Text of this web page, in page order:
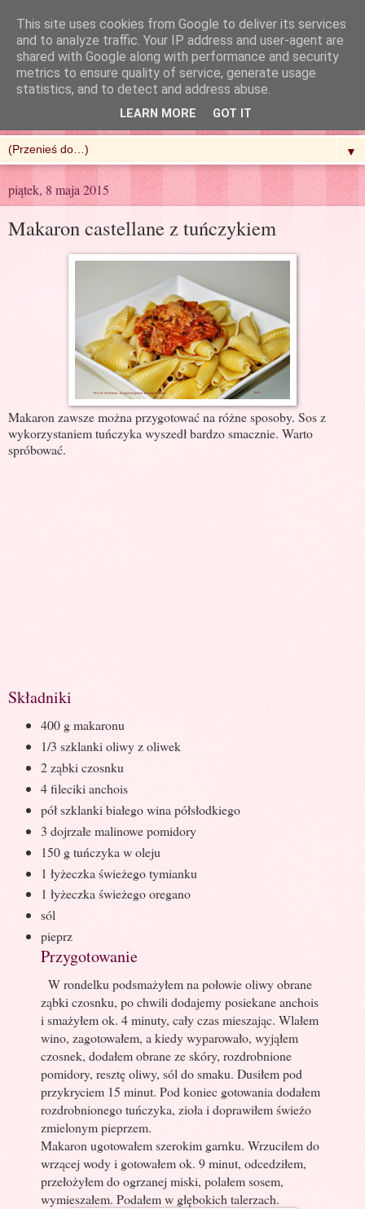
R'n'G Kitchen
▼
piątek, 8 maja 2015
Makaron castellane z tuńczykiem
Makaron zawsze można przygotować na różne sposoby. Sos z
wykorzystaniem tuńczyka wyszedł bardzo smacznie. Warto
spróbować.
Składniki
400 g makaronu
1/3 szklanki oliwy z oliwek
2 ząbki czosnku
4 fileciki anchois
pół szklanki białego wina półsłodkiego
3 dojrzałe malinowe pomidory
150 g tuńczyka w oleju
1 łyżeczka świeżego tymianku
1 łyżeczka świeżego oregano
sól
pieprz
Przygotowanie
W rondelku podsmażyłem na połowie oliwy obrane
ząbki czosnku, po chwili dodajemy posiekane anchois
i smażyłem ok. 4 minuty, cały czas mieszając. Wlałem
wino, zagotowałem, a kiedy wyparowało, wyjąłem
czosnek, dodałem obrane ze skóry, rozdrobnione
pomidory, resztę oliwy, sól do smaku. Dusiłem pod
przykryciem 15 minut. Pod koniec gotowania dodałem
rozdrobnionego tuńczyka, zioła i doprawiłem świeżo
zmielonym pieprzem.
Makaron ugotowałem szerokim garnku. Wrzuciłem do
wrzącej wody i gotowałem ok. 9 minut, odcedziłem,
przełożyłem do ogrzanej miski, polałem sosem,
wymieszałem. Podałem w głębokich talerzach.
This site uses cookies from Google to deliver its services
and to analyze traffic. Your IP address and user-agent are
shared with Google along with performance and security
metrics to ensure quality of service, generate usage
statistics, and to detect and address abuse.
LEARN MORE GOT IT